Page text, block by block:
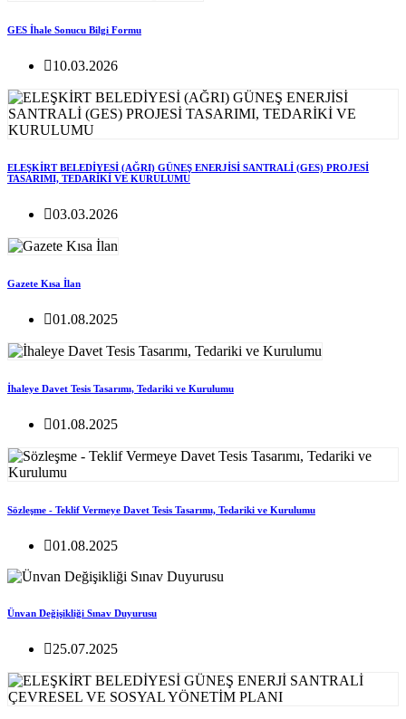
GES İhale Sonucu Bilgi Formu
10.03.2026
ELEŞKİRT BELEDİYESİ (AĞRI) GÜNEŞ ENERJİSİ SANTRALİ (GES) PROJESİ
TASARIMI, TEDARİKİ VE KURULUMU
03.03.2026
Gazete Kısa İlan
01.08.2025
İhaleye Davet Tesis Tasarımı, Tedariki ve Kurulumu
01.08.2025
Sözleşme - Teklif Vermeye Davet Tesis Tasarımı, Tedariki ve Kurulumu
01.08.2025
Ünvan Değişikliği Sınav Duyurusu
25.07.2025